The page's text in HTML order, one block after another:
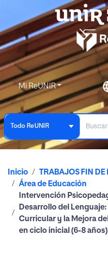
Mi ReUNIR
Todo ReUNIR
Inicio
TRABAJOS FIN DE
Área de Educación
Intervención
Desarrollo del
Curricular y la Mejora
en ciclo inicial (6-8 años)